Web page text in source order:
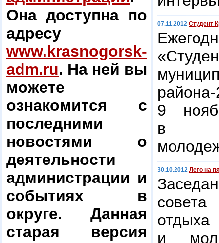
Она доступна по
адресу
www.krasnogorsk-
adm.ru. На ней вы
можете
ознакомится с
последними
новостями о
деятельности
администрации и
событиях в
округе. Данная
старая версия
07.11.2012 Студент
9
в
30.10.2012 Лето на
и